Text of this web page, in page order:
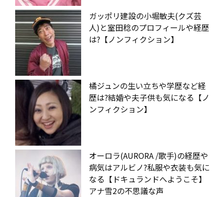
ガッポリ建設の小堀敏夫(クズ芸
人)と室田稔のプロフィールや経歴
は?【ノンフィクション】
橘ジュンの生い立ちや学歴など経
歴は?結婚や夫子供も気になる【ノ
ンフィクション】
オーロラ(AURORA /歌手)の経歴や
病気はアルビノ?私服や衣装も気に
なる【ドキュランドへようこそ】
アナ雪2の不思議な声